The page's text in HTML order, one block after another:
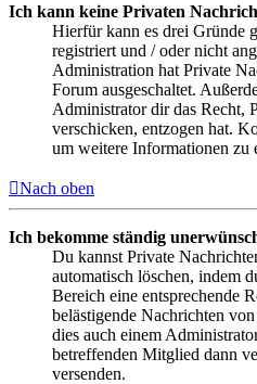
Ich kann keine Privaten
Hierfür kann es drei Gründe
registriert und / oder nicht
Administration hat Private
Forum ausgeschaltet.
Administrator dir das Recht,
verschicken, entzogen hat.
um weitere Informationen zu
Nach oben
Ich bekomme ständig
Du kannst Private
automatisch löschen, indem
Bereich eine entsprechende
belästigende Nachrichten
dies auch einem
betreffenden Mitglied dann
versenden.